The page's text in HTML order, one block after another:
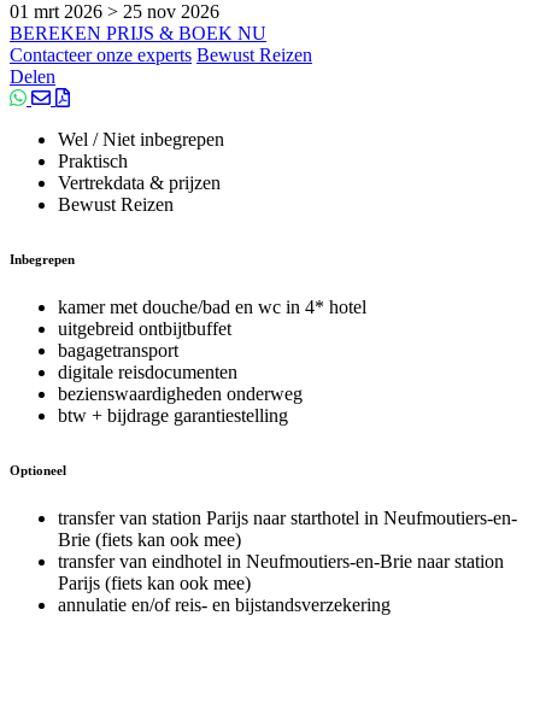
01 mrt 2026 > 25 nov 2026
BEREKEN PRIJS & BOEK NU
Contacteer onze experts Bewust Reizen
Delen
Wel / Niet inbegrepen
Praktisch
Vertrekdata & prijzen
Bewust Reizen
Inbegrepen
kamer met douche/bad en wc in 4* hotel
uitgebreid ontbijtbuffet
bagagetransport
digitale reisdocumenten
bezienswaardigheden onderweg
btw + bijdrage garantiestelling
Optioneel
transfer van station Parijs naar starthotel in Neufmoutiers-en-
Brie (fiets kan ook mee)
transfer van eindhotel in Neufmoutiers-en-Brie naar station
Parijs (fiets kan ook mee)
annulatie en/of reis- en bijstandsverzekering